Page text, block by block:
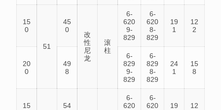
15
0
51
45
0
改
性
尼
龙
滚
柱
6-
620
9-
829
6-
620
8-
829
19
1
12
2
20
0
49
8
6-
829
9-
829
6-
829
8-
829
24
1
15
8
15
54
6-
620
6-
620
19
12